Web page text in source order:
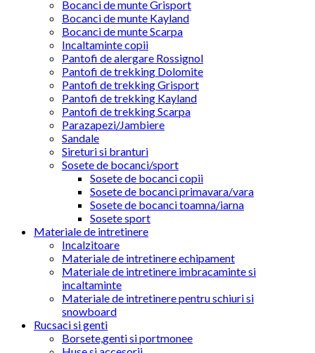
Bocanci de munte Grisport
Bocanci de munte Kayland
Bocanci de munte Scarpa
Incaltaminte copii
Pantofi de alergare Rossignol
Pantofi de trekking Dolomite
Pantofi de trekking Grisport
Pantofi de trekking Kayland
Pantofi de trekking Scarpa
Parazapezi/Jambiere
Sandale
Sireturi si branturi
Sosete de bocanci/sport
Sosete de bocanci copii
Sosete de bocanci primavara/vara
Sosete de bocanci toamna/iarna
Sosete sport
Materiale de intretinere
Incalzitoare
Materiale de intretinere echipament
Materiale de intretinere imbracaminte si
incaltaminte
Materiale de intretinere pentru schiuri si
snowboard
Rucsaci si genti
Borsete,genti si portmonee